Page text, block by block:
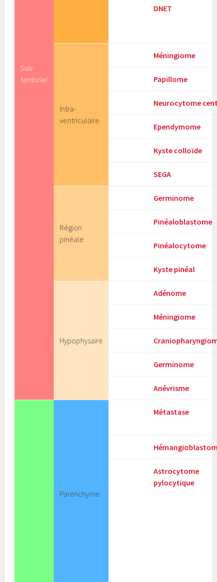
Sus-
tentoriel
DNET
Intra-
ventriculaire
Méningiome
Papillome
Neurocytome
Ependymome
Kyste colloïde
SEGA
Région
pinéale
Germinome
Pinéaloblastome
Pinéalocytome
Kyste pinéal
Hypophysaire
Adénome
Méningiome
Germinome
Anévrisme
Parenchyme
Métastase
Astrocytome
pylocytique